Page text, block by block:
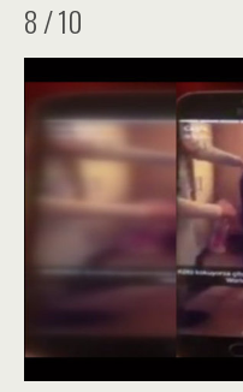
8 / 10